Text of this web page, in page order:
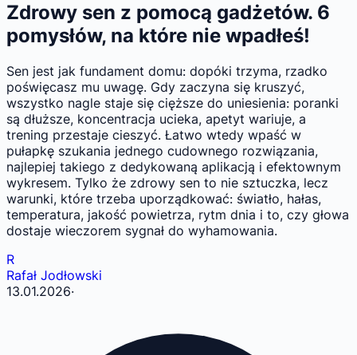
Zdrowy sen z pomocą gadżetów. 6
pomysłów, na które nie wpadłeś!
Sen jest jak fundament domu: dopóki trzyma, rzadko
poświęcasz mu uwagę. Gdy zaczyna się kruszyć,
wszystko nagle staje się cięższe do uniesienia: poranki
są dłuższe, koncentracja ucieka, apetyt wariuje, a
trening przestaje cieszyć. Łatwo wtedy wpaść w
pułapkę szukania jednego cudownego rozwiązania,
najlepiej takiego z dedykowaną aplikacją i efektownym
wykresem. Tylko że zdrowy sen to nie sztuczka, lecz
warunki, które trzeba uporządkować: światło, hałas,
temperatura, jakość powietrza, rytm dnia i to, czy głowa
dostaje wieczorem sygnał do wyhamowania.
R
Rafał Jodłowski
13.01.2026·